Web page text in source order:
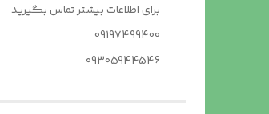
برای اطلاعات بیشتر تماس بگیرید
09197499400
09305944546